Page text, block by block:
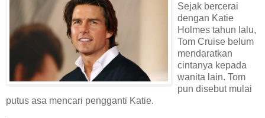
Sejak bercerai
dengan Katie
Holmes tahun lalu,
Tom Cruise belum
mendaratkan
cintanya kepada
wanita lain. Tom
pun disebut mulai
putus asa mencari pengganti Katie.